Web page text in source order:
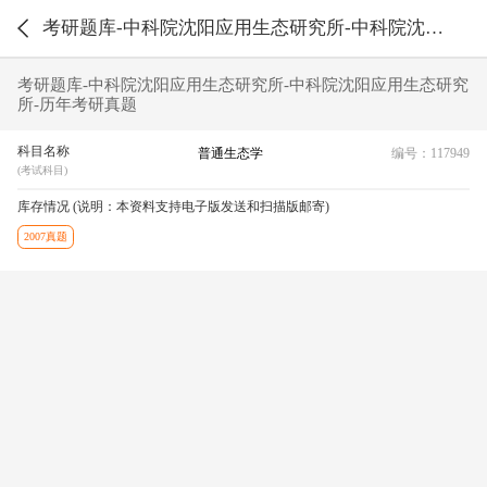
考研题库-中科院沈阳应用生态研究所-中科院沈阳应用生态研究所-历年考研真题
考研题库-中科院沈阳应用生态研究所-中科院沈阳应用生态研究
所-历年考研真题
科目名称
(考试科目)
普通生态学 编号：117949
库存情况 (说明：本资料支持电子版发送和扫描版邮寄)
2007真题